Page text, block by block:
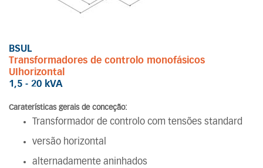
BSUL
Transformadores de controlo monofásicos
UIhorizontal
1,5 - 20 kVA
Caraterísticas gerais de conceção:
Transformador de controlo com tensões standard
versão horizontal
alternadamente aninhados